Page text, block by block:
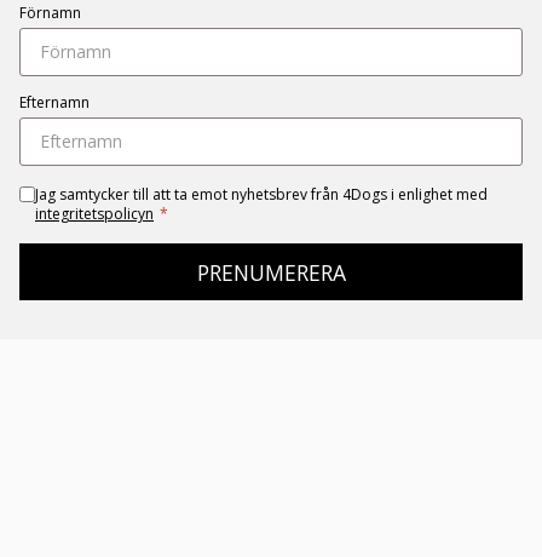
Förnamn
Efternamn
Jag samtycker till att ta emot nyhetsbrev från 4Dogs i enlighet med
integritetspolicyn *
PRENUMERERA